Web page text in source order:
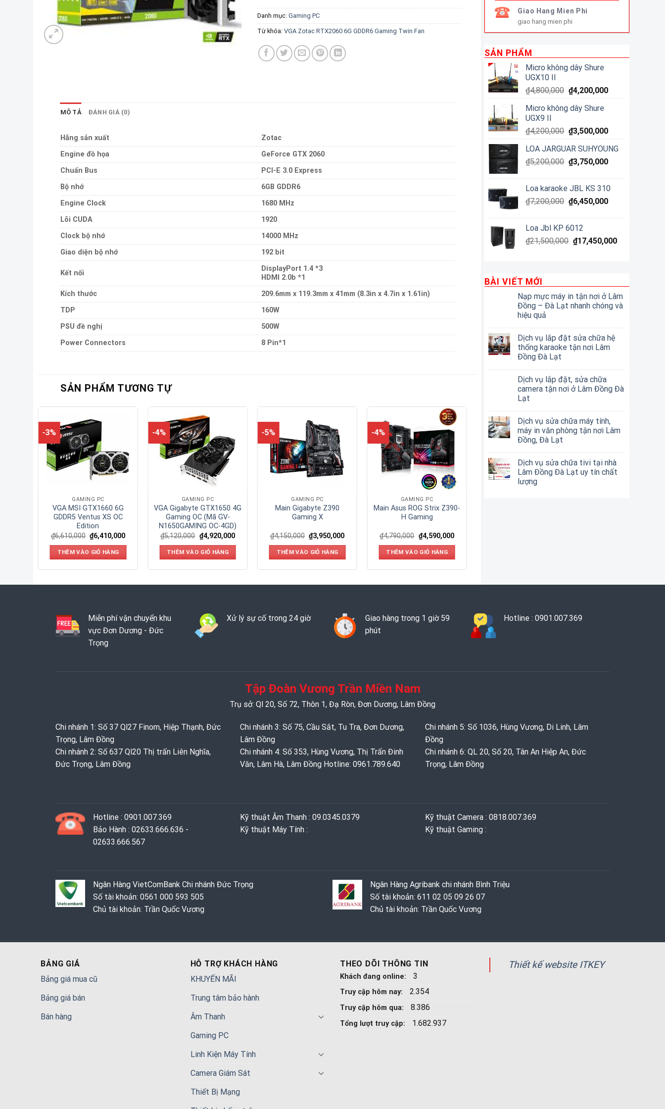
Giao Hang Mien Phi
giao hang mien phi
SẢN PHẨM
Micro không dây Shure
UGX10 II
₫4,800,000 ₫4,200,000
Micro không dây Shure
UGX9 II
₫4,200,000 ₫3,500,000
LOA JARGUAR SUHYOUNG
₫5,200,000 ₫3,750,000
Loa karaoke JBL KS 310
₫7,200,000 ₫6,450,000
Loa Jbl KP 6012
₫21,500,000 ₫17,450,000
BÀI VIẾT MỚI
Nạp mực máy in tận nơi ở Lâm
Đồng – Đà Lạt nhanh chóng và
hiệu quả
Dịch vụ lắp đặt sửa chữa hệ
thống karaoke tận nơi Lâm
Đồng Đà Lạt
Dịch vụ lắp đặt, sửa chữa
camera tận nơi ở Lâm Đồng Đà
Lạt
Dịch vụ sửa chữa máy tính,
máy in văn phòng tận nơi Lâm
Đồng, Đà Lạt
Dịch vụ sửa chữa tivi tại nhà
Lâm Đồng Đà Lạt uy tín chất
lượng
Danh mục:Gaming PC
Từ khóa:VGA Zotac RTX2060 6G GDDR6 Gaming Twin Fan
MÔ TẢ ĐÁNH GIÁ (0)
Hãng sản xuất
Zotac
Engine đồ họa
GeForce GTX 2060
Chuẩn Bus
PCI-E 3.0 Express
Bộ nhớ
6GB GDDR6
Engine Clock
1680 MHz
Lõi CUDA
1920
Clock bộ nhớ
14000 MHz
Giao diện bộ nhớ
192 bit
Kết nối
DisplayPort 1.4 *3
HDMI 2.0b *1
Kích thước
209.6mm x 119.3mm x 41mm (8.3in x 4.7in x 1.61in)
TDP
160W
PSU đề nghị
500W
Power Connectors
8 Pin*1
SẢN PHẨM TƯƠNG TỰ
-3%
GAMING PC
VGA MSI GTX1660 6G
GDDR5 Ventus XS OC
Edition
₫6,610,000 ₫6,410,000
THÊM VÀO GIỎ HÀNG
-4%
GAMING PC
VGA Gigabyte GTX1650 4G
Gaming OC (Mã GV-
N1650GAMING OC-4GD)
₫5,120,000 ₫4,920,000
THÊM VÀO GIỎ HÀNG
-5%
GAMING PC
Main Gigabyte Z390
Gaming X
₫4,150,000 ₫3,950,000
THÊM VÀO GIỎ HÀNG
-4%
GAMING PC
Main Asus ROG Strix Z390-
H Gaming
₫4,790,000 ₫4,590,000
THÊM VÀO GIỎ HÀNG
Miễn phí vận chuyển khu
vực Đơn Dương - Đức
Trọng
Xử lý sự cố trong 24 giờ
Giao hàng trong 1 giờ 59
phút
Hotline : 0901.007.369
Tập Đoàn Vương Trần Miền Nam
Trụ sở: Ql 20, Số 72, Thôn 1, Đạ Ròn, Đơn Dương, Lâm Đồng
Chi nhánh 1: Số 37 Ql27 Finom, Hiệp Thạnh, Đức
Trọng, Lâm Đồng
Chi nhánh 2: Số 637 Ql20 Thị trấn Liên Nghĩa,
Đức Trọng, Lâm Đồng
Chi nhánh 3: Số 75, Cầu Sắt, Tu Tra, Đơn Dương,
Lâm Đồng
Chi nhánh 4: Số 353, Hùng Vương, Thị Trấn Đinh
Văn, Lâm Hà, Lâm Đồng Hotline: 0961.789.640
Chi nhánh 5: Số 1036, Hùng Vương, Di Linh, Lâm
Đồng
Chi nhánh 6: QL 20, Số 20, Tân An Hiệp An, Đức
Trọng, Lâm Đồng
Hotline : 0901.007.369
Bảo Hành : 02633.666.636 -
02633.666.567
Kỹ thuật Âm Thanh : 09.0345.0379
Kỹ thuật Máy Tính :
Kỹ thuật Camera : 0818.007.369
Kỹ thuật Gaming ‭: ‬
Ngân Hàng VietComBank Chi nhánh Đức Trọng
Số tài khoản: 0561 000 593 505
Chủ tài khoản: Trần Quốc Vương
Ngân Hàng Agribank chi nhánh Bình Triệu
Số tài khoản: 611 02 05 09 26 07
Chủ tài khoản: Trần Quốc Vương
BẢNG GIÁ
Bảng giá mua cũ
Bảng giá bán
Bán hàng
HỖ TRỢ KHÁCH HÀNG
KHUYẾN MÃI
Trung tâm bảo hành
Âm Thanh
Gaming PC
Linh Kiện Máy Tính
Camera Giám Sát
Thiết Bị Mạng
THEO DÕI THÔNG TIN
Khách đang online: 3
Truy cập hôm nay: 2.354
Truy cập hôm qua: 8.386
Tổng lượt truy cập: 1.682.937
Thiết kế website ITKEY